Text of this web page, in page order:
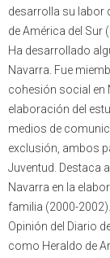
desarrolla su labor
de América del Sur
Ha desarrollado
Navarra. Fue
cohesión social en
elaboración del
medios de
exclusión, ambos
Juventud. Destaca
Navarra en la
familia (2000-
Opinión del Diario
como Heraldo de